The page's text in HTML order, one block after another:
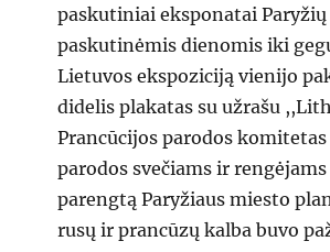
paskutiniai eksponatai
paskutinėmis dienomis iki
Lietuvos ekspoziciją vienijo
didelis plakatas su užrašu
Prancūcijos parodos
parodos svečiams ir
parengtą Paryžiaus miesto
rusų ir prancūzų kalba buvo